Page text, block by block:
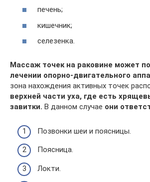
печень;
кишечник;
селезенка.
Массаж точек на раковине может
лечении опорно-двигательного
зона нахождения активных точек
верхней части уха, где есть
завитки. В данном случае они
Позвонки шеи и поясницы.
Поясница.
Локти.